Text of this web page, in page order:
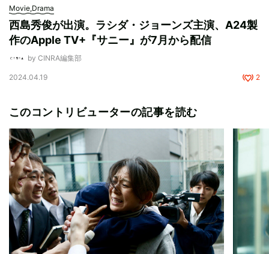
Movie,Drama
西島秀俊が出演。ラシダ・ジョーンズ主演、A24製
作のApple TV+『サニー』が7月から配信
by CINRA編集部
2024.04.19 2
このコントリビューターの記事を読む